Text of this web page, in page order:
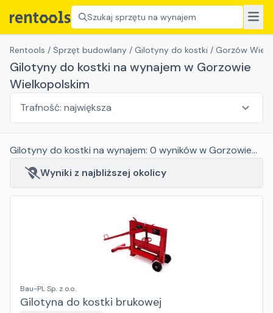
Szukaj sprzętu na wynajem
Rentools / Sprzęt budowlany / Gilotyny do kostki / Gorzów
Gilotyny do kostki na wynajem w Gorzowie
Wielkopolskim
Gilotyny do kostki na wynajem: 0 wynikóww Gorzowie
Wielkopolskim
Wyniki z najbliższej okolicy
Bau-PL Sp. z o.o.
Gilotyna do kostki brukowej